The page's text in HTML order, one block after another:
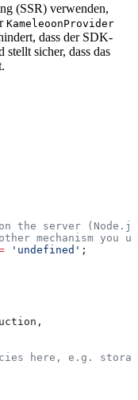
(SSR) verwenden,
KameleoonProvider
dass der SDK-
sicher, dass das
the server
mechanism you
'undefined' ;
,
here, e.g.